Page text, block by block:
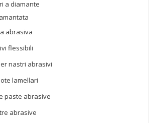
a diamante
abrasiva
flessibili
nastri abrasivi
lamellari
paste abrasive
abrasive